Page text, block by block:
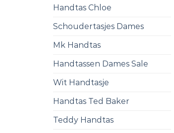
Handtas Chloe
Schoudertasjes Dames
Mk Handtas
Handtassen Dames Sale
Wit Handtasje
Handtas Ted Baker
Teddy Handtas